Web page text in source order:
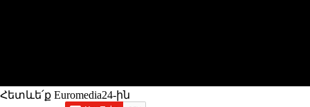
Հետևե՛ք Euromedia24-ին